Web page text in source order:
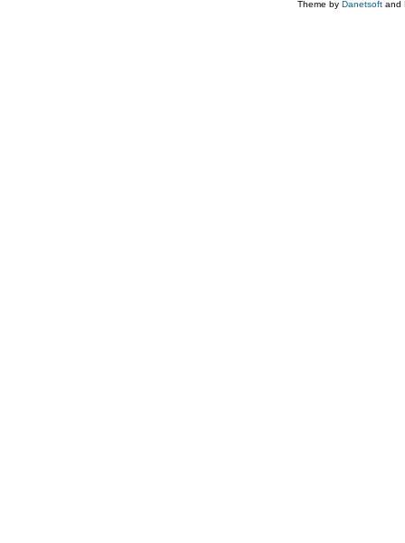
Theme by Danetsoft and